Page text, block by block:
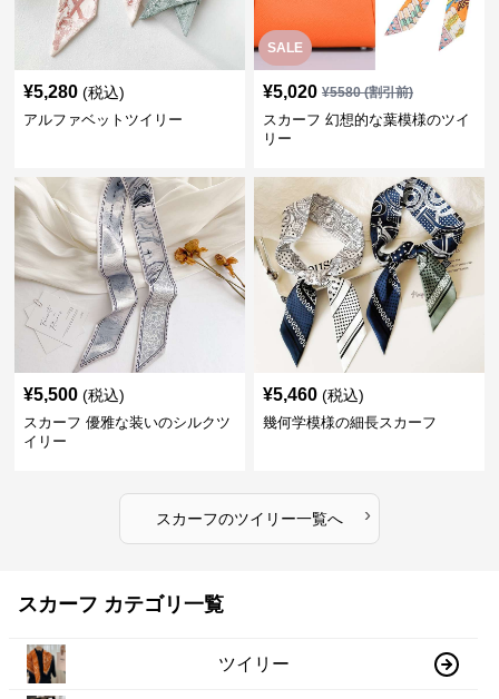
¥5,280 (税込)
アルファベットツイリー
SALE
¥5,020 ¥5580(割引前)
スカーフ 幻想的な葉模様のツイ
リー
¥5,500 (税込)
スカーフ 優雅な装いのシルクツ
イリー
¥5,460 (税込)
幾何学模様の細長スカーフ
スカーフのツイリー一覧へ ›
スカーフ カテゴリ一覧
ツイリー